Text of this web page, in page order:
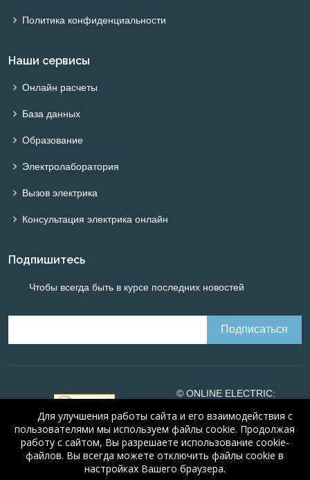
Политика конфиденциальности
Наши сервисы
Онлайн расчеты
База данных
Образование
Электролаборатория
Вызов электрика
Консультация электрика онлайн
Подпишитесь
Чтобы всегда быть в курсе последних новостей
© ONLINE ELECTRIC:
electrical systemsOnline-
electric.ru
, 2008-2026
© Alexander Alyunov, 2008-
2026Certificate #16066
Для улучшения работы сайта и его взаимодействия с
пользователями мы используем файлы cookie. Продолжая
работу с сайтом, Вы разрешаете использование cookie-
файлов. Вы всегда можете отключить файлы cookie в
настройках Вашего браузера.